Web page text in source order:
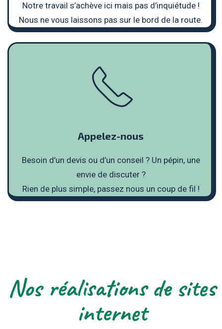
Notre travail s’achève ici mais pas d’inquiétude !
Nous ne vous laissons pas sur le bord de la route.
Appelez-nous
Besoin d’un devis ou d’un conseil ? Un pépin, une
envie de discuter ?
Rien de plus simple, passez nous un coup de fil !
Nos réalisations de sites
internet